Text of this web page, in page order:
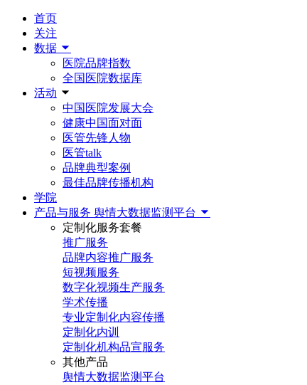
首页
关注
数据
医院品牌指数
全国医院数据库
活动
中国医院发展大会
健康中国面对面
医管先锋人物
医管talk
品牌典型案例
最佳品牌传播机构
学院
产品与服务 舆情大数据监测平台
定制化服务套餐
推广服务
品牌内容推广服务
短视频服务
数字化视频生产服务
学术传播
专业定制化内容传播
定制化内训
定制化机构品宣服务
其他产品
舆情大数据监测平台